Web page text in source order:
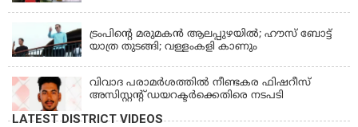
ട്രംപിന്റെ മരുമകന്‍ ആലപ്പുഴയില്‍; ഹൗസ് ബോട്ട്
യാത്ര തുടങ്ങി; വള്ളംകളി കാണും
വിവാദ പരാമര്‍ശത്തില്‍ നീണ്ടകര ഫിഷറീസ്
അസിസ്റ്റന്റ് ഡയറക്ടര്‍ക്കെതിരെ നടപടി
LATEST DISTRICT VIDEOS